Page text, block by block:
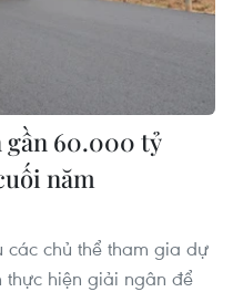
gần 60.000 tỷ
năm
các chủ thể tham gia dự
hiện giải ngân để